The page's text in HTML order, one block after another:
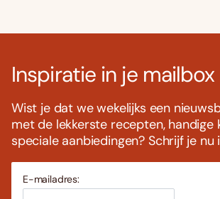
Inspiratie in je mailbox
Wist je dat we wekelijks een
met de lekkerste recepten, handige
speciale aanbiedingen? Schrijf je nu
E-mailadres: